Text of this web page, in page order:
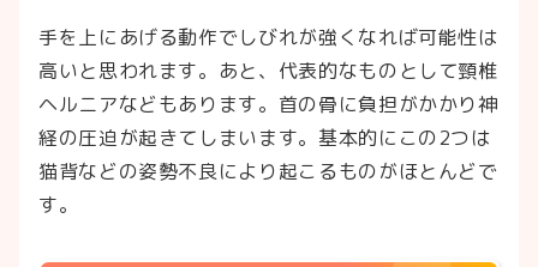
手を上にあげる動作でしびれが強くなれば可能性は
高いと思われます。あと、代表的なものとして頸椎
ヘルニアなどもあります。首の骨に負担がかかり神
経の圧迫が起きてしまいます。基本的にこの2つは
猫背などの姿勢不良により起こるものがほとんどで
す。